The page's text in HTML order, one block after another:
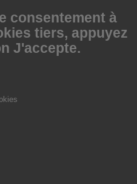
consentement à
tiers, appuyez
J'accepte.